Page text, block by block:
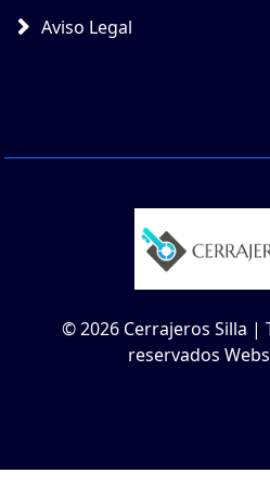
Aviso Legal
© 2026 Cerrajeros Silla |
reservados